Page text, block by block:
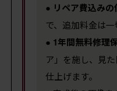
● リペア費込み
で、追加料金は一
● 1年間無料修理
ア」を施し、見
仕上げます。